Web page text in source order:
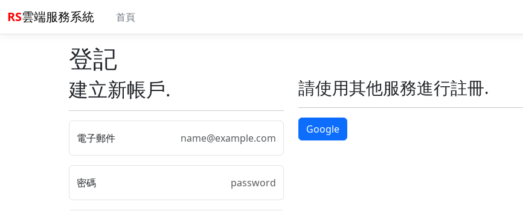
RS雲端服務系統 首頁
登記
建立新帳戶.
電子郵件
密碼
請使用其他服務進行註冊.
Google